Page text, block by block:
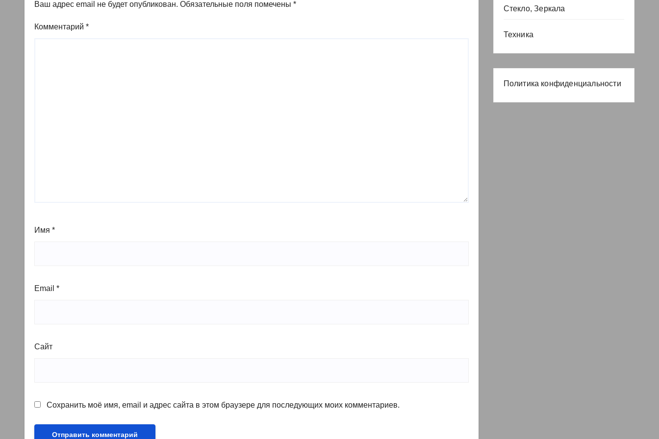
Ваш адрес email не будет опубликован. Обязательные поля помечены *
Комментарий *
Имя *
Email *
Сайт
Сохранить моё имя, email и адрес сайта в этом браузере для последующих моих комментариев.
Стекло, Зеркала
Техника
Политика конфиденциальности